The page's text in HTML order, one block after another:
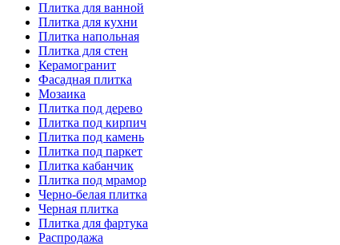
Плитка для ванной
Плитка для кухни
Плитка напольная
Плитка для стен
Керамогранит
Фасадная плитка
Мозаика
Плитка под дерево
Плитка под кирпич
Плитка под камень
Плитка под паркет
Плитка кабанчик
Плитка под мрамор
Черно-белая плитка
Черная плитка
Плитка для фартука
Распродажа